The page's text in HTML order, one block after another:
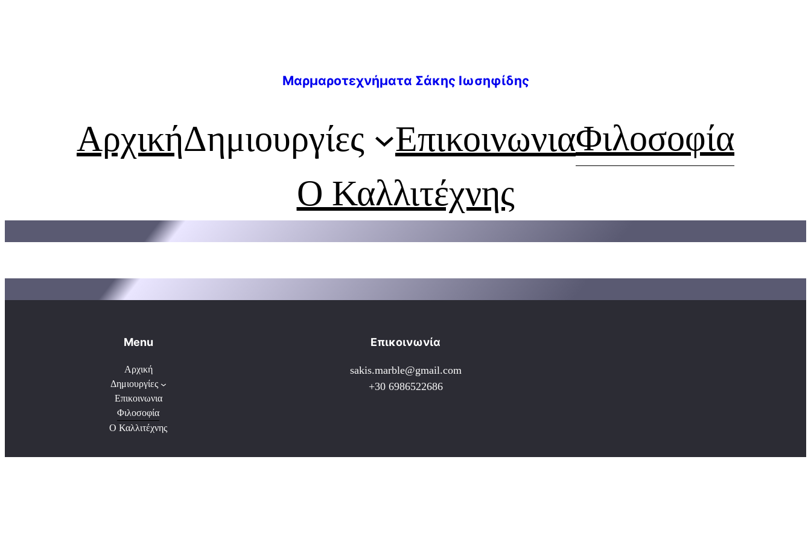
Μαρμαροτεχνήματα Σάκης Ιωσηφίδης
ΑρχικήΔημιουργίες ΕπικοινωνιαΦιλοσοφία
Ο Καλλιτέχνης
Menu
Αρχική
Δημιουργίες
Επικοινωνια
Φιλοσοφία
Ο Καλλιτέχνης
Επικοινωνία
sakis.marble@gmail.com
+30 6986522686